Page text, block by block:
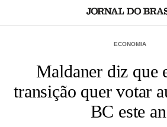
ECONOMIA
Maldaner diz que
transição quer votar
BC este